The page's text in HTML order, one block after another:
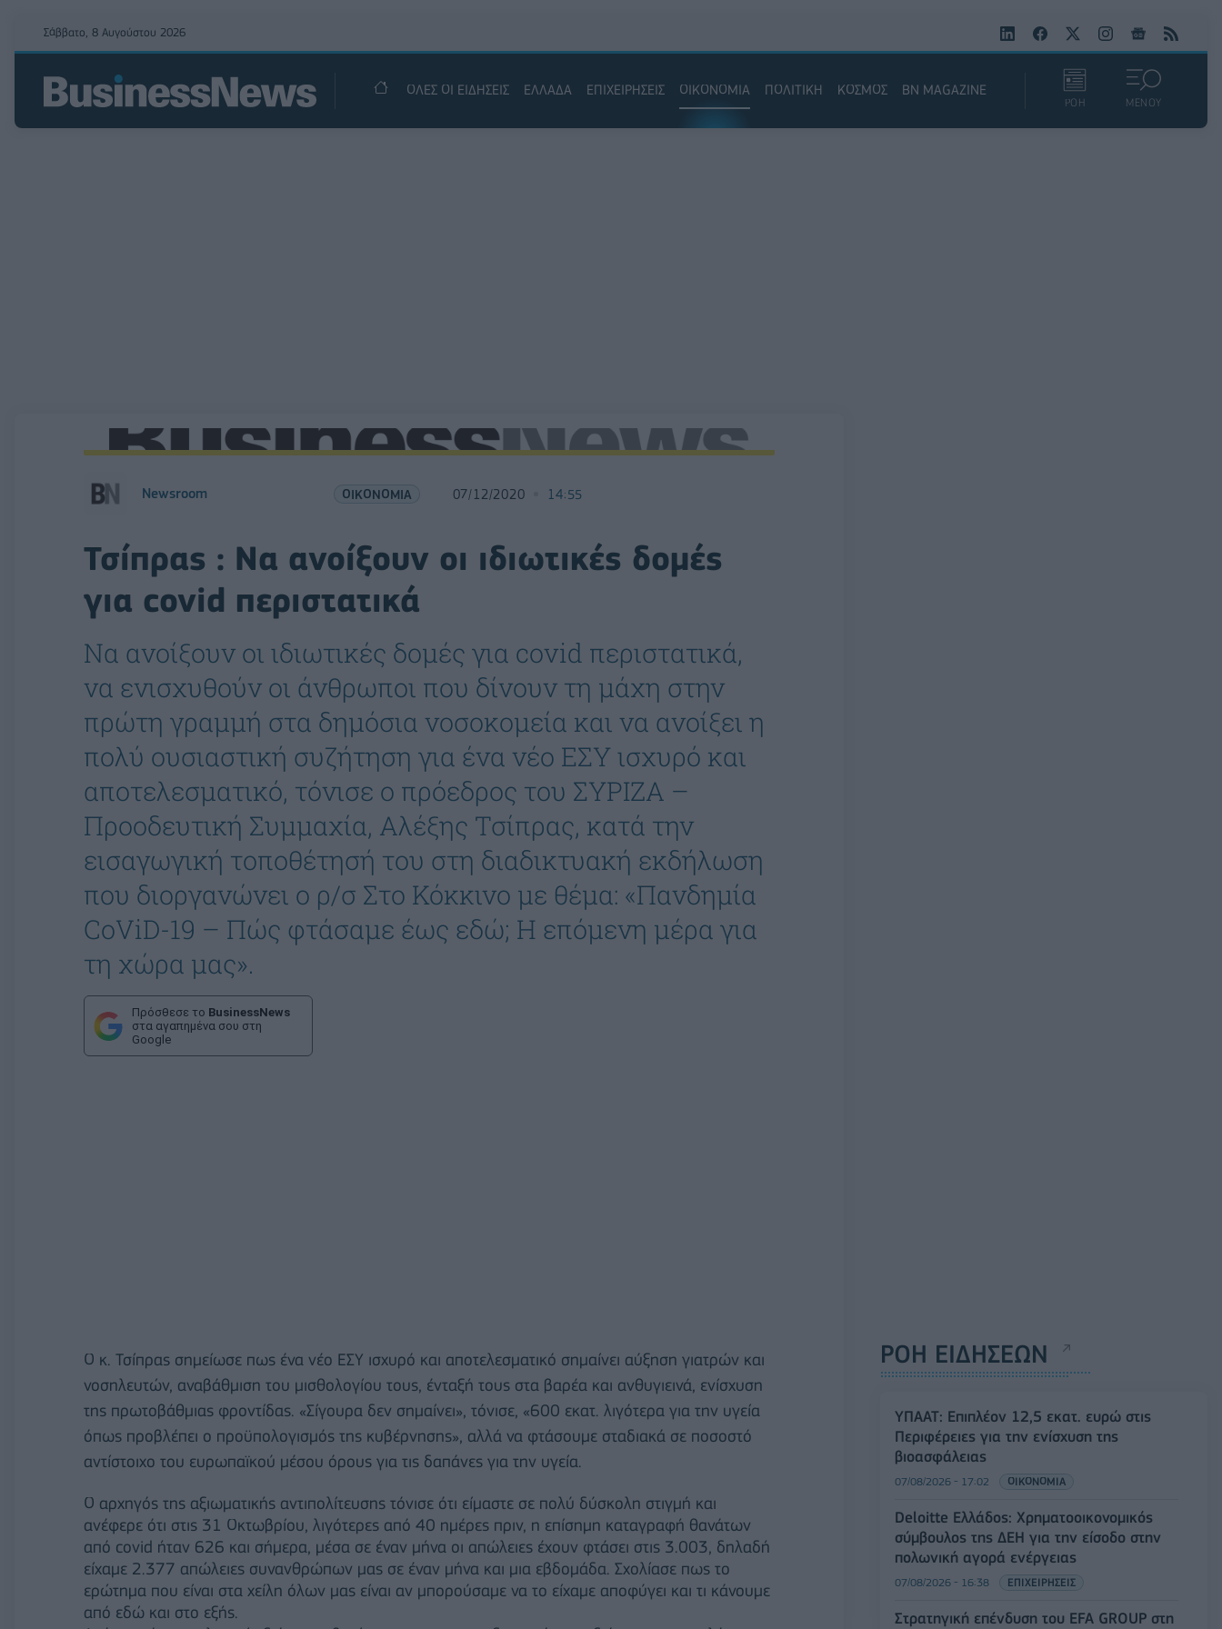
Σάββατο, 8 Αυγούστου 2026
ΟΛΕΣ ΟΙ ΕΙΔΗΣΕΙΣ ΕΛΛΑΔΑ ΕΠΙΧΕΙΡΗΣΕΙΣ ΟΙΚΟΝΟΜΙΑ ΠΟΛΙΤΙΚΗ ΚΟΣΜΟΣ BN MAGAZINE
ΡΟΗ ΜΕΝΟΥ
Newsroom ΟΙΚΟΝΟΜΙΑ 07/12/2020 14:55
Τσίπρας : Να ανοίξουν οι ιδιωτικές δομές
για covid περιστατικά
Να ανοίξουν οι ιδιωτικές δομές για covid περιστατικά,
να ενισχυθούν οι άνθρωποι που δίνουν τη μάχη στην
πρώτη γραμμή στα δημόσια νοσοκομεία και να ανοίξει η
πολύ ουσιαστική συζήτηση για ένα νέο ΕΣΥ ισχυρό και
αποτελεσματικό, τόνισε ο πρόεδρος του ΣΥΡΙΖΑ –
Προοδευτική Συμμαχία, Αλέξης Τσίπρας, κατά την
εισαγωγική τοποθέτησή του στη διαδικτυακή εκδήλωση
που διοργανώνει ο ρ/σ Στο Κόκκινο με θέμα: «Πανδημία
CoViD-19 – Πώς φτάσαμε έως εδώ; Η επόμενη μέρα για
τη χώρα μας».
Πρόσθεσε το BusinessNews
στα αγαπημένα σου στη
Google
Ο κ. Τσίπρας σημείωσε πως ένα νέο ΕΣΥ ισχυρό και αποτελεσματικό σημαίνει αύξηση γιατρών και
νοσηλευτών, αναβάθμιση του μισθολογίου τους, ένταξή τους στα βαρέα και ανθυγιεινά, ενίσχυση
της πρωτοβάθμιας φροντίδας. «Σίγουρα δεν σημαίνει», τόνισε, «600 εκατ. λιγότερα για την υγεία
όπως προβλέπει ο προϋπολογισμός της κυβέρνησης», αλλά να φτάσουμε σταδιακά σε ποσοστό
αντίστοιχο του ευρωπαϊκού μέσου όρους για τις δαπάνες για την υγεία.
Ο αρχηγός της αξιωματικής αντιπολίτευσης τόνισε ότι είμαστε σε πολύ δύσκολη στιγμή και
ανέφερε ότι στις 31 Οκτωβρίου, λιγότερες από 40 ημέρες πριν, η επίσημη καταγραφή θανάτων
από covid ήταν 626 και σήμερα, μέσα σε έναν μήνα οι απώλειες έχουν φτάσει στις 3.003, δηλαδή
είχαμε 2.377 απώλειες συνανθρώπων μας σε έναν μήνα και μια εβδομάδα. Σχολίασε πως το
ερώτημα που είναι στα χείλη όλων μας είναι αν μπορούσαμε να το είχαμε αποφύγει και τι κάνουμε
από εδώ και στο εξής.
ΡΟΗ ΕΙΔΗΣΕΩΝ
ΥΠΑΑΤ: Επιπλέον 12,5 εκατ. ευρώ στις
Περιφέρειες για την ενίσχυση της
βιοασφάλειας
07/08/2026 - 17:02 ΟΙΚΟΝΟΜΙΑ
Deloitte Ελλάδος: Χρηματοοικονομικός
σύμβουλος της ΔΕΗ για την είσοδο στην
πολωνική αγορά ενέργειας
07/08/2026 - 16:38 ΕΠΙΧΕΙΡΗΣΕΙΣ
Στρατηγική επένδυση του EFA GROUP στη